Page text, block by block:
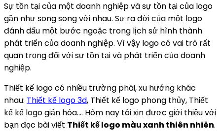
Sự tồn tại của một doanh nghiệp và sự tồn tại của logo
gần như song song với nhau. Sự ra đời của một logo
đánh dấu một bước ngoặc trong lịch sử hình thành
phát triển của doanh nghiệp. Vì vậy logo có vai trò rất
quan trọng đối với sự tồn tại và phát triển của doanh
nghiệp.
Thiết kế logo có nhiều trường phái, xu hướng khác
nhau: Thiết kế logo 3d, Thiết kế logo phong thủy, Thiết
kế kế logo giản hóa…. Hôm nay tôi xin được giới thiệu với
bạn đọc bài viết Thiết kế logo màu xanh thiên nhiên.